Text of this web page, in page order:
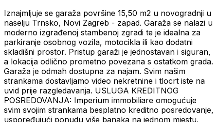
Iznajmljuje se garaža površine 15,50 m2 u novogradnji u
naselju Trnsko, Novi Zagreb - zapad. Garaža se nalazi u
moderno izgrađenoj stambenoj zgradi te je idealna za
parkiranje osobnog vozila, motocikla ili kao dodatni
skladišni prostor. Pristup garaži je jednostavan i siguran,
a lokacija odlično prometno povezana s ostatkom grada.
Garaža je odmah dostupna za najam. Svim našim
strankama dostavljamo video nekretnine i tlocrt iste na
uvid prije razgledavanja. USLUGA KREDITNOG
POSREDOVANJA: Imperium immobiliare omogućuje
svim svojim strankama besplatno kreditno posredovanje,
uspoređujući ponudu više banaka na jednom mjestu.